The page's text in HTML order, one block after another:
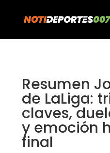
Resumen
de LaLiga:
claves,
y emoción
final